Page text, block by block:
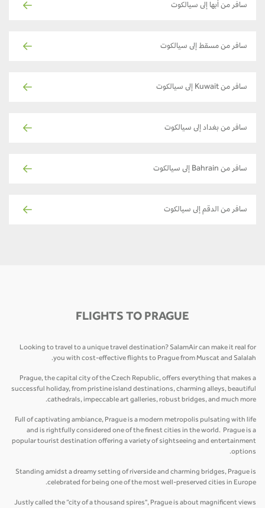
سافر من أبها إلى سيالكوت
سافر من مسقط إلى سيالكوت
سافر من Kuwait إلى سيالكوت
سافر من بغداد إلى سيالكوت
سافر من Bahrain إلى سيالكوت
سافر من الدقم إلى سيالكوت
FLIGHTS TO PRAGUE
Looking to travel to a unique travel destination? SalamAir can make it real for
you with cost-effective flights to Prague from Muscat and Salalah.
Prague, the capital city of the Czech Republic, offers everything that makes a
successful holiday, from pristine island destinations, charming alleys, beautiful
cathedrals, impeccable art galleries, robust bridges, and much more.
Full of captivating ambiance, Prague is a modern metropolis pulsating with life
and is rightfully considered one of the finest cities in the world. Prague is a
popular tourist destination offering a variety of sightseeing and entertainment
options.
Standing amidst a dreamy setting of riverside and charming bridges, Prague is
celebrated for being one of the most well-preserved cities in Europe.
Justly called the “city of a thousand spires", Prague is about magnificent views